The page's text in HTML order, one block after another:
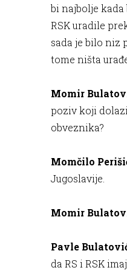
bi najbolje
RSK uradile
sada je bilo niz
tome ništa
Momir
poziv koji
obveznika?
Momčilo
Jugoslavije.
Momir
Pavle
da RS i RSK